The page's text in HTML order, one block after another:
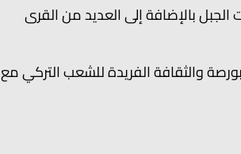
بالإضافة إلى العديد من القرى
والثقافة الفريدة للشعب التركي مع